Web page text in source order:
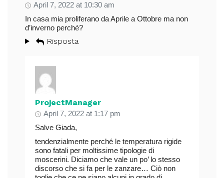
April 7, 2022 at 10:30 am
In casa mia proliferano da Aprile a Ottobre ma non
d’inverno perché?
Risposta
ProjectManager
April 7, 2022 at 1:17 pm
Salve Giada,
tendenzialmente perché le temperatura rigide
sono fatali per moltissime tipologie di
moscerini. Diciamo che vale un po’ lo stesso
discorso che si fa per le zanzare… Ciò non